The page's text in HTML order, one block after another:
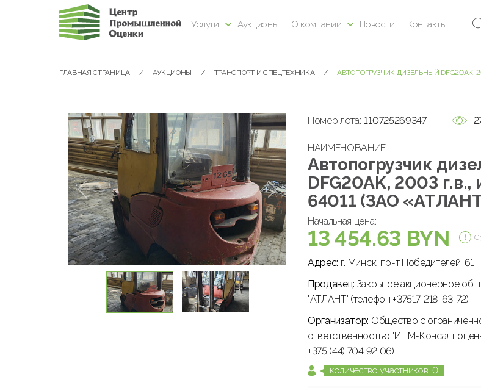
Услуги Аукционы О компании Новости Контакты
ГЛАВНАЯ СТРАНИЦА АУКЦИОНЫ ТРАНСПОРТ И СПЕЦТЕХНИКА АВТОПОГРУЗЧИК ДИЗЕЛЬНЫЙ DFG20AK,
Номер лота: 110725269347
НАИМЕНОВАНИЕ
Автопогрузчик
DFG20AK, 2003
64011 (ЗАО
Начальная цена:
13 454.63 BYN С
Адрес: г. Минск, пр-т Победителей, 61
Продавец: Закрытое акционерное
"АТЛАНТ" (телефон +37517-218-63-72)
Организатор: Общество с
ответственностью "ИПМ-Консалт
+375 (44) 704 92 06)
количество участников: 0